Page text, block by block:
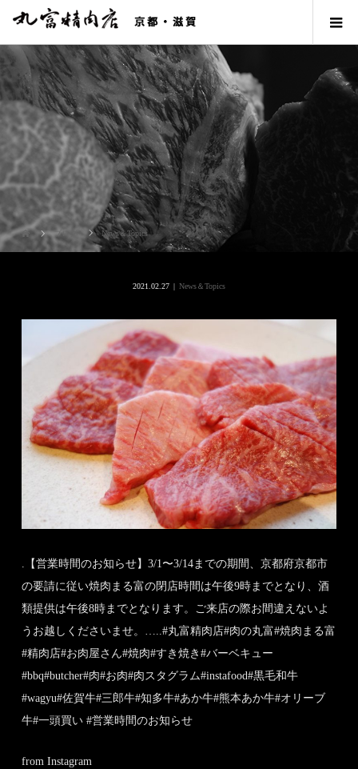
ブログ News＆Topics
2021.02.27 News＆Topics
.【営業時間のお知らせ】3/1〜3/14までの期間、京都府京都市
の要請に従い焼肉まる富の閉店時間は午後9時までとなり、酒
類提供は午後8時までとなります。ご来店の際お間違えないよ
うお越しくださいませ。…..#丸富精肉店#肉の丸富#焼肉まる富
#精肉店#お肉屋さん#焼肉#すき焼き#バーベキュー
#bbq#butcher#肉#お肉#肉スタグラム#instafood#黒毛和牛
#wagyu#佐賀牛#三郎牛#知多牛#あか牛#熊本あか牛#オリーブ
牛#一頭買い #営業時間のお知らせ
from Instagram